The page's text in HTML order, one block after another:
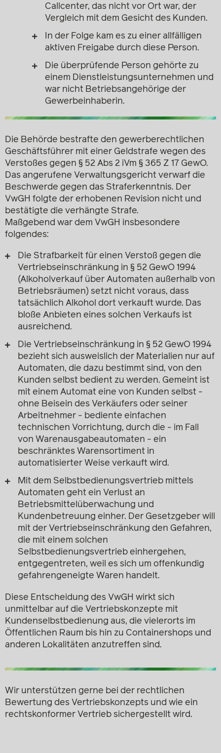
Callcenter, das nicht vor Ort war, der
Vergleich mit dem Gesicht des Kunden.
In der Folge kam es zu einer allfälligen
aktiven Freigabe durch diese Person.
Die überprüfende Person gehörte zu
einem Dienstleistungsunternehmen und
war nicht Betriebsangehörige der
Gewerbeinhaberin.
Die Behörde bestrafte den gewerberechtlichen
Geschäftsführer mit einer Geldstrafe wegen des
Verstoßes gegen § 52 Abs 2 iVm § 365 Z 17 GewO.
Das angerufene Verwaltungsgericht verwarf die
Beschwerde gegen das Straferkenntnis. Der
VwGH folgte der erhobenen Revision nicht und
bestätigte die verhängte Strafe.
Maßgebend war dem VwGH insbesondere
folgendes:
Die Strafbarkeit für einen Verstoß gegen die
Vertriebseinschränkung in § 52 GewO 1994
(Alkoholverkauf über Automaten außerhalb von
Betriebsräumen) setzt nicht voraus, dass
tatsächlich Alkohol dort verkauft wurde. Das
bloße Anbieten eines solchen Verkaufs ist
ausreichend.
Die Vertriebseinschränkung in § 52 GewO 1994
bezieht sich ausweislich der Materialien nur auf
Automaten, die dazu bestimmt sind, von den
Kunden selbst bedient zu werden. Gemeint ist
mit einem Automat eine von Kunden selbst -
ohne Beisein des Verkäufers oder seiner
Arbeitnehmer - bediente einfachen
technischen Vorrichtung, durch die - im Fall
von Warenausgabeautomaten - ein
beschränktes Warensortiment in
automatisierter Weise verkauft wird.
Mit dem Selbstbedienungsvertrieb mittels
Automaten geht ein Verlust an
Betriebsmittelüberwachung und
Kundenbetreuung einher. Der Gesetzgeber will
mit der Vertriebseinschränkung den Gefahren,
die mit einem solchen
Selbstbedienungsvertrieb einhergehen,
entgegentreten, weil es sich um offenkundig
gefahrengeneigte Waren handelt.
Diese Entscheidung des VwGH wirkt sich
unmittelbar auf die Vertriebskonzepte mit
Kundenselbstbedienung aus, die vielerorts im
Öffentlichen Raum bis hin zu Containershops und
anderen Lokalitäten anzutreffen sind.
Wir unterstützen gerne bei der rechtlichen
Bewertung des Vertriebskonzepts und wie ein
rechtskonformer Vertrieb sichergestellt wird.